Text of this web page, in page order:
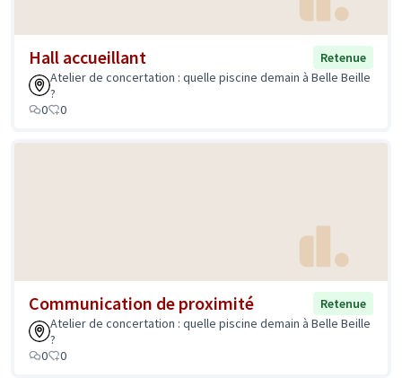
Hall accueillant
Retenue
Atelier de concertation : quelle piscine demain à Belle Beille
?
0
0
Communication de proximité
Retenue
Atelier de concertation : quelle piscine demain à Belle Beille
?
0
0